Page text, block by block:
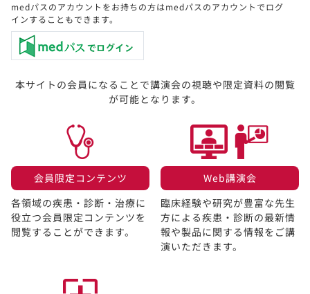
medパスのアカウントをお持ちの方はmedパスのアカウントでログ
インすることもできます。
本サイトの会員になることで講演会の視聴や限定資料の閲覧
が可能となります。
会員限定コンテンツ​
各領域の疾患・診断・治療に
役立つ会員限定コンテンツを
閲覧することができます。​
Web講演会​
臨床経験や研究が豊富な先生
方による疾患・診断の最新情
報や製品に関する情報をご講
演いただきます。